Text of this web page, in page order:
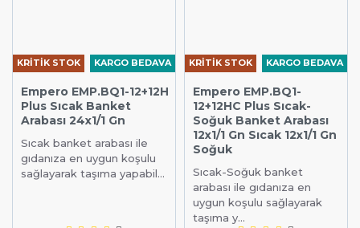
KARGO BEDAVA
KRİTİK STOK
Empero EMP.BQ1-12+12H
Plus Sıcak Banket
Arabası 24x1/1 Gn
Sıcak banket arabası ile
gıdanıza en uygun koşulu
sağlayarak taşıma yapabil...
KARGO BEDAVA
KRİTİK STOK
Empero EMP.BQ1-
12+12HC Plus Sıcak-
Soğuk Banket Arabası
12x1/1 Gn Sıcak 12x1/1 Gn
Soğuk
Sıcak-Soğuk banket
arabası ile gıdanıza en
uygun koşulu sağlayarak
taşıma y...